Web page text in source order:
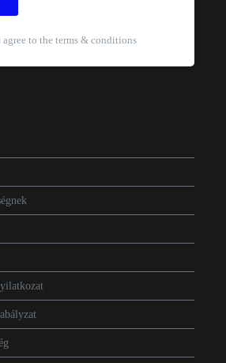
agree to the terms & conditions